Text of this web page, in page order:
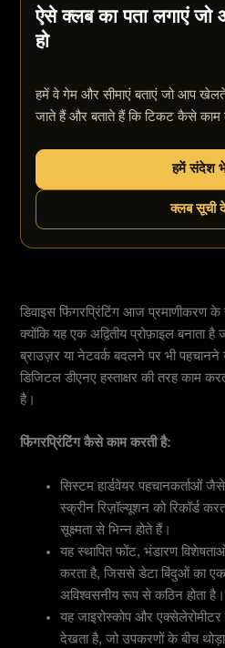
ऐसे क्लब का पता लगाएं
हो
हमें वे गेम और सीमाएं बताएं जो आप
जाते हैं और बताते हैं कि टिकट कैसे काम
हमें संदेश
क्लब सूची
डिवाइस फिंगरप्रिंटिंग आज
क्योंकि यह एक अद्वितीय प्रोफ़ाइल बनाता है
ब्राउज़र या नेटवर्क बदलने पर भी पहचानने
डिजिटल डीएनए हस्ताक्षर की तरह काम
है।
फिंगरप्रिंटिंग कैसे काम करती है:
सिस्टम हार्डवेयर पहचानकर्ताओं
स्क्रीन रिज़ॉल्यूशन को रिकॉर्ड
सूक्ष्मता से भिन्न होते हैं।
यह स्थापित फोंट, भंडारण
करता है, जिससे डेटा बिंदुओं का एक
अविश्वसनीय रूप से कठिन होता है।
यह जाइरोस्कोप और
देखता है, जो उपकरणों के बीच थोड़ा